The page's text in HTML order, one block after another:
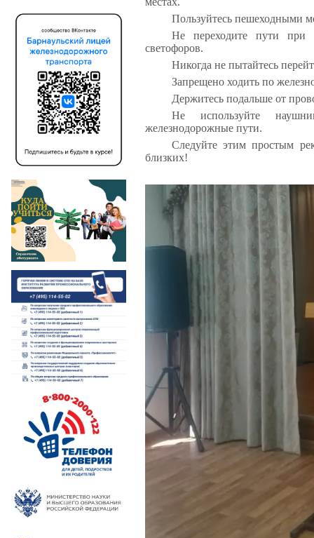
Пользуйтесь пешеходными
Не переходите пути при
светофоров.
Никогда не пытайтесь
Запрещено ходить по
Держитесь подальше от
Не используйте
железнодорожные пути.
Следуйте этим простым
близких!